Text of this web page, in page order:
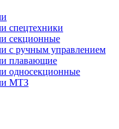
спецтехники
секционные
с ручным управлением
плавающие
односекционные
МТЗ